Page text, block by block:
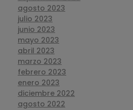
agosto 2023
julio 2023
junio 2023
mayo 2023
abril 2023
marzo 2023
febrero 2023
enero 2023
diciembre 2022
agosto 2022